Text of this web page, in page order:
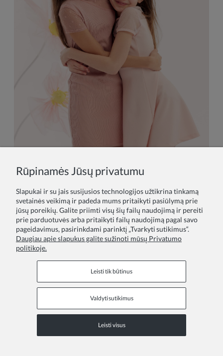
ZOYA Fashion - proginės suknelės mergaitėms, puosnios
sukneles mergaitems, princesiu sukneles mergaitems,
komunijos suknelės, sukneles krikstynoms.
Informaciniai puslapiai
Rūpinamės Jūsų privatumu
Slapukai ir su jais susijusios technologijos užtikrina tinkamą
svetainės veikimą ir padeda mums pritaikyti pasiūlymą prie
jūsų poreikių. Galite priimti visų šių failų naudojimą ir pereiti
prie parduotuvės arba pritaikyti failų naudojimą pagal savo
pageidavimus, pasirinkdami parinktį „Tvarkyti sutikimus“.
Daugiau apie slapukus galite sužinoti mūsų Privatumo
politikoje.
Leisti tik būtinus
Valdyti sutikimus
Leisti visus